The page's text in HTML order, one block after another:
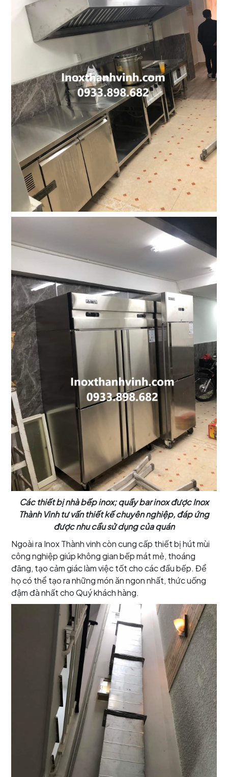
Các thiết bị nhà bếp inox; quầy bar inox được Inox
Thành Vinh tư vấn thiết kế chuyên nghiệp, đáp ứng
được nhu cầu sử dụng của quán
Ngoài ra Inox Thành vinh còn cung cấp thiết bị hút mùi
công nghiệp giúp không gian bếp mát mẻ, thoáng
đãng, tạo cảm giác làm việc tốt cho các đầu bếp. Để
họ có thể tạo ra những món ăn ngon nhất, thức uống
đậm đà nhất cho Quý khách hàng.